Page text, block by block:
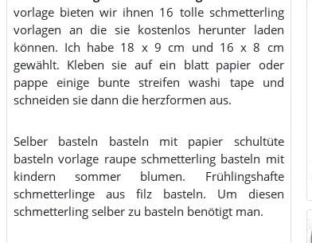
vorlage bieten wir ihnen 16 tolle schmetterling
vorlagen an die sie kostenlos herunter laden
können. Ich habe 18 x 9 cm und 16 x 8 cm
gewählt. Kleben sie auf ein blatt papier oder
pappe einige bunte streifen washi tape und
schneiden sie dann die herzformen aus.
Selber basteln basteln mit papier schultüte
basteln vorlage raupe schmetterling basteln mit
kindern sommer blumen. Frühlingshafte
schmetterlinge aus filz basteln. Um diesen
schmetterling selber zu basteln benötigt man.